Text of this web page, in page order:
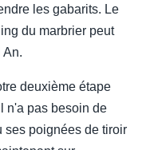
les gabarits. Le
du marbrier peut
An.
deuxième étape
n'a pas besoin de
ses poignées de tiroir